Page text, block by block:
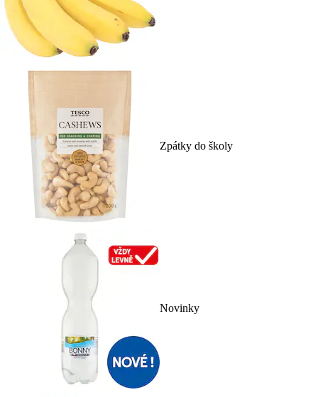
Zpátky do školy
Novinky